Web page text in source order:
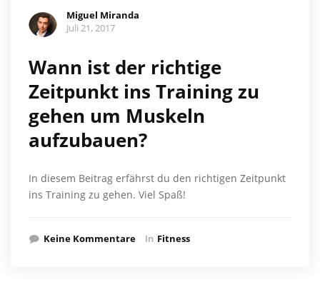
Miguel Miranda
Juli 21, 2017
Wann ist der richtige
Zeitpunkt ins Training zu
gehen um Muskeln
aufzubauen?
In diesem Beitrag erfährst du den richtigen Zeitpunkt
ins Training zu gehen. Viel Spaß!
Keine Kommentare In Fitness